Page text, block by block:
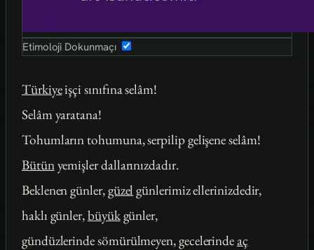
Etimoloji Dokunmaçı
Türkiyeişçi sınıfına selâm!
Selâm yaratana!
Tohumların tohumuna, serpilip gelişene selâm!
Bütünyemişler dallarınızdadır.
Beklenen günler,güzel günlerimiz ellerinizdedir,
haklı günler,büyükgünler,
gündüzlerinde sömürülmeyen, gecelerindeaç